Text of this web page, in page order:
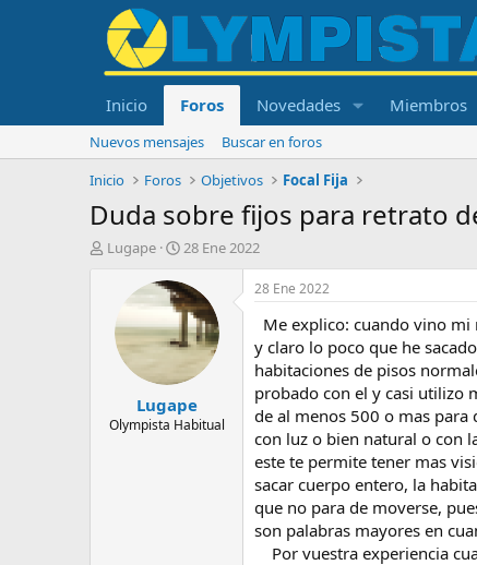
Inicio Foros Novedades Miembros
Nuevos mensajes
Buscar en foros
Inicio
Foros Objetivos Focal Fija
Duda sobre fijos para retrato
I
d
Lugape
F
c
h
a
d
i
n
i
28 Ene 2022
Lugape
Olympista Habitual
28 Ene 2022
Me explico: cuando vino
y claro lo poco que he
habitaciones de pisos
probado con el y casi utilizo
de al menos 500 o mas para
con luz o bien natural o con
este te permite tener mas
sacar cuerpo entero, la
que no para de moverse,
son palabras mayores en
Por vuestra experiencia